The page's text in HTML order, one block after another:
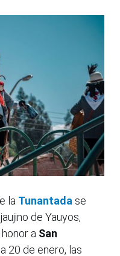
la Tunantada se
de Yauyos,
a San
20 de enero, las